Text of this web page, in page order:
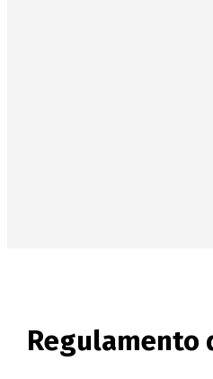
Regulamento